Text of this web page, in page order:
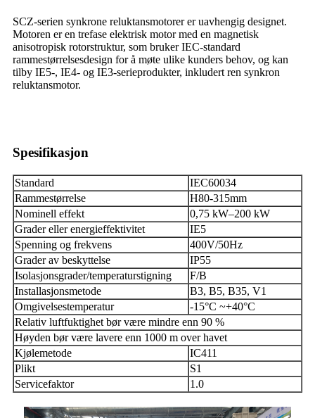
SCZ-serien synkrone reluktansmotorer er uavhengig designet.
Motoren er en trefase elektrisk motor med en magnetisk
anisotropisk rotorstruktur, som bruker IEC-standard
rammestørrelsesdesign for å møte ulike kunders behov, og kan
tilby IE5-, IE4- og IE3-serieprodukter, inkludert ren synkron
reluktansmotor.
Spesifikasjon
Standard
IEC60034
Rammestørrelse
H80-315mm
Nominell effekt
0,75 kW–200 kW
Grader eller energieffektivitet
IE5
Spenning og frekvens
400V/50Hz
Grader av beskyttelse
IP55
Isolasjonsgrader/temperaturstigning
F/B
Installasjonsmetode
B3, B5, B35, V1
Omgivelsestemperatur
-15°C ~+40°C
Relativ luftfuktighet bør være mindre enn 90 %
Høyden bør være lavere enn 1000 m over havet
Kjølemetode
IC411
Plikt
S1
Servicefaktor
1.0